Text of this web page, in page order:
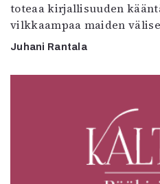
toteaa kirjallisuuden
vilkkaampaa maiden
Juhani Rantala